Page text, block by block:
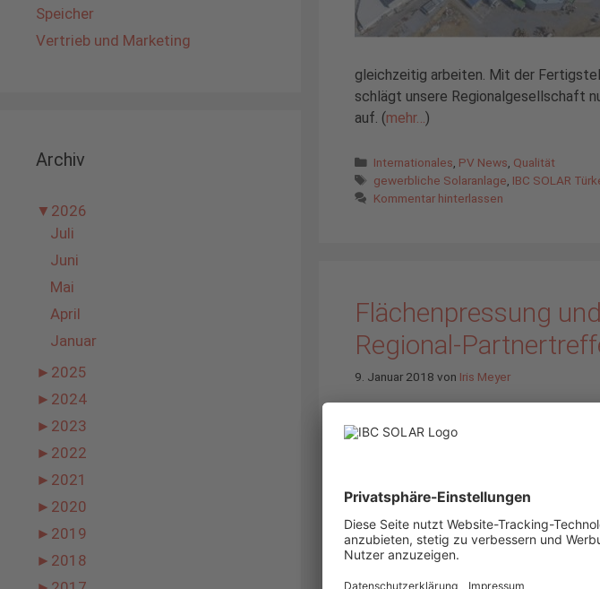
gleichzeitig arbeiten. Mit der
schlägt unsere Regionalgesellschaft
auf. (mehr… )
Kategorien
Internationales PV News Qualität
Schlagwörter
gewerbliche Solaranlage IBC SOLAR
Kommentar hinterlassen
Flächenpressung
Regional-
9. Januar 2018 von Iris Meyer
Speicher
Vertrieb und Marketing
Archiv
▼ 2026
Juli
Juni
Mai
April
Januar
► 2025
► 2024
► 2023
► 2022
► 2021
► 2020
► 2019
► 2018